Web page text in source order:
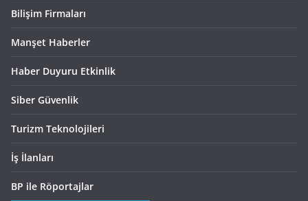
Bilişim Firmaları
Manşet Haberler
Haber Duyuru Etkinlik
Siber Güvenlik
Turizm Teknolojileri
İş İlanları
BP ile Röportajlar